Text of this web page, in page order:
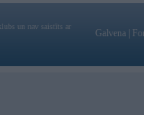
un nav saistīts ar
Galvena